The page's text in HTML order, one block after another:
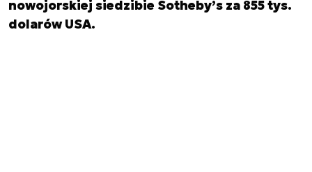
nowojorskiej siedzibie Sotheby’s za 855 tys.
dolarów USA.